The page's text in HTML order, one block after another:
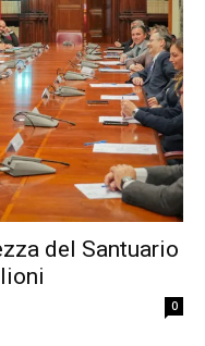
del Santuario
0